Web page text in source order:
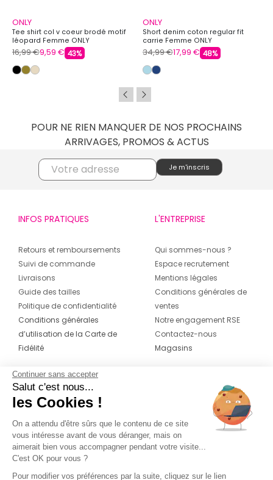
ONLY
Tee shirt col v coeur brodé motif
léopard Femme ONLY
16,99 €9,59 € 43%
ONLY
Short denim coton regular fit
carrie Femme ONLY
34,99 €17,99 € 48%
POUR NE RIEN MANQUER DE NOS PROCHAINS
ARRIVAGES, PROMOS & ACTUS
INFOS PRATIQUES
Retours et remboursements
Suivi de commande
Livraisons
Guide des tailles
Politique de confidentialité
Conditions générales
d’utilisation de la Carte de
Fidélité
L'ENTREPRISE
Qui sommes-nous ?
Espace recrutement
Mentions légales
Conditions générales de
ventes
Notre engagement RSE
Contactez-nous
Magasins
CONTACT
04 42 20 78 42
Du lundi au jeudi de 8h30 à 16h30 & le
vendredi de 8h30 à 15h30
Continuer sans accepter
Salut c'est nous...
les Cookies !
On a attendu d'être sûrs que le contenu de ce site
vous intéresse avant de vous déranger, mais on
aimerait bien vous accompagner pendant votre visite...
C'est OK pour vous ?
Pour modifier vos préférences par la suite, cliquez sur le lien